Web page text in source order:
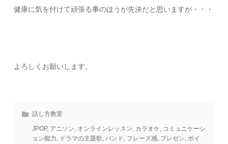
健康に気を付けて頑張る事のほうが先決だと思いますが・・・
よろしくお願いします。
話し方教室
JPOP, アニソン, オンラインレッスン, カラオケ, コミュニケーシ
ョン能力, ドラマの主題歌,バンド, フレーズ感, プレゼン,ボイ